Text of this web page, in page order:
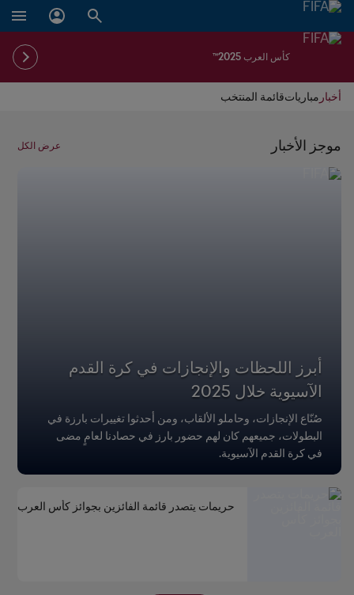
كأس العرب 2025™
أخبار مبارياتقائمة المنتخب
موجز الأخبار عرض الكل
أبرز اللحظات والإنجازات في كرة القدم
الآسيوية خلال 2025
صُنّاع الإنجازات، وحاملو الألقاب، ومن أحدثوا تغييرات بارزة في
البطولات، جميعهم كان لهم حضور بارز في حصادنا لعامٍ مضى
في كرة القدم الآسيوية.
حريمات يتصدر قائمة الفائزين بجوائز كأس العرب